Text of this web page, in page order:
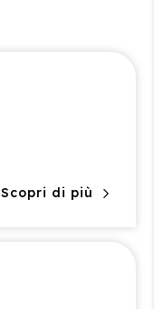
Scopri di più